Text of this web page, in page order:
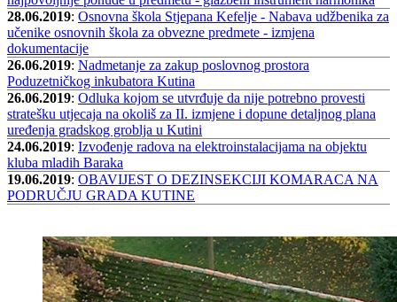
28.06.2019: Osnovna škola Stjepana Kefelje - Nabava udžbenika za
učenike osnovnih škola za obvezne predmete - izmjena
dokumentacije
26.06.2019: Nadmetanje za zakup poslovnog prostora
Poduzetničkog inkubatora Kutina
26.06.2019: Odluka kojom se utvrđuje da nije potrebno provesti
stratešku utjecaja na okoliš za II. izmjene i dopune detaljnog plana
uređenja gradskog groblja u Kutini
24.06.2019: Izvođenje radova na elektroinstalacijama na objektu
kluba mladih Baraka
19.06.2019: OBAVIJEST O DEZINSEKCIJI KOMARACA NA
PODRUČJU GRADA KUTINE